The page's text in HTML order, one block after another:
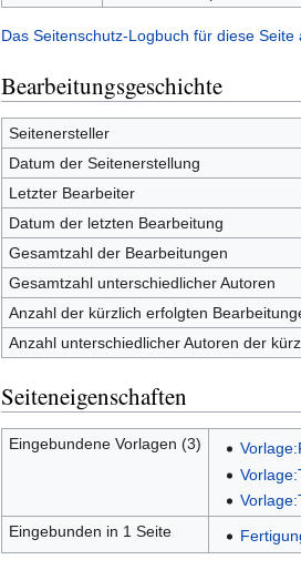
Das Seitenschutz-Logbuch für diese Seite
Bearbeitungsgeschichte
Seitenersteller
Datum der Seitenerstellung
Letzter Bearbeiter
Datum der letzten Bearbeitung
Gesamtzahl der Bearbeitungen
Gesamtzahl unterschiedlicher Autoren
Anzahl der kürzlich erfolgten
Anzahl unterschiedlicher Autoren der
Seiteneigenschaften
Eingebundene Vorlagen (3)
Eingebunden in 1 Seite